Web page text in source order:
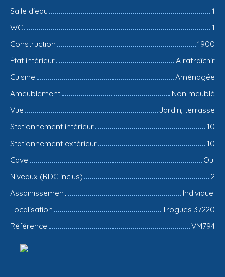
Salle d'eau
1
WC
1
Construction
1900
État intérieur
A rafraîchir
Cuisine
Aménagée
Ameublement
Non meublé
Vue
Jardin, terrasse
Stationnement intérieur
10
Stationnement extérieur
10
Cave
Oui
Niveaux (RDC inclus)
2
Assainissement
Individuel
Localisation
Trogues 37220
Référence
VM794